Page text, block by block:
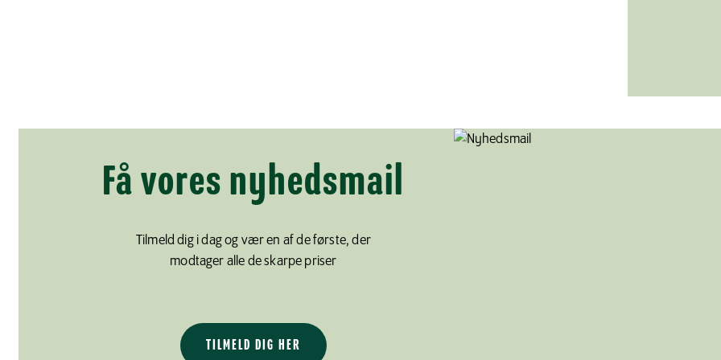
Få vores nyhedsmail
Tilmeld dig i dag og vær en af de første, der
modtager alle de skarpe priser
TILMELD DIG HER